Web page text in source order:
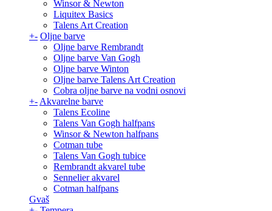
Winsor & Newton
Liquitex Basics
Talens Art Creation
+- Oljne barve
Oljne barve Rembrandt
Oljne barve Van Gogh
Oljne barve Winton
Oljne barve Talens Art Creation
Cobra oljne barve na vodni osnovi
+- Akvarelne barve
Talens Ecoline
Talens Van Gogh halfpans
Winsor & Newton halfpans
Cotman tube
Talens Van Gogh tubice
Rembrandt akvarel tube
Sennelier akvarel
Cotman halfpans
Gvaš